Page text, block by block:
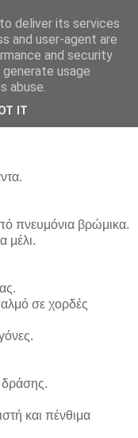
πνευμόνια βρώμικα.
μέλι.
σε χορδές
δράσης.
και πένθιμα
deliver its services
and user-agent are
and security
usage
abuse.
IT